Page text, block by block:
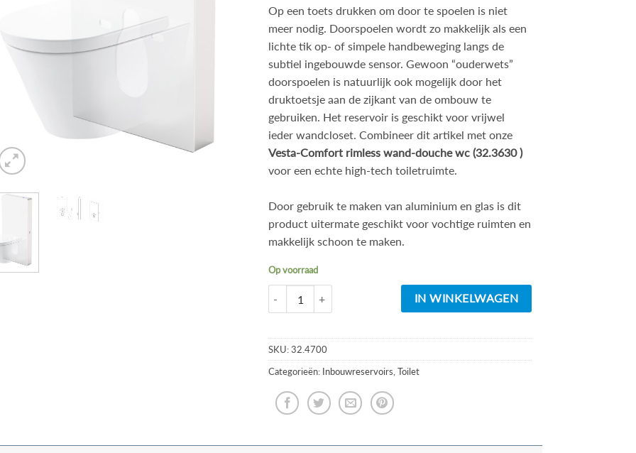
Op een toets drukken om door te spoelen is niet
meer nodig. Doorspoelen wordt zo makkelijk als een
lichte tik op- of simpele handbeweging langs de
subtiel ingebouwde sensor. Gewoon “ouderwets”
doorspoelen is natuurlijk ook mogelijk door het
druktoetsje aan de zijkant van de ombouw te
gebruiken. Het reservoir is geschikt voor vrijwel
ieder wandcloset. Combineer dit artikel met onze
Vesta-Comfort rimless wand-douche wc (32.3630 )
voor een echte high-tech toiletruimte.
Door gebruik te maken van aluminium en glas is dit
product uitermate geschikt voor vochtige ruimten en
makkelijk schoon te maken.
Op voorraad
Sensor voorzetreservoir+ombouw wit aantal
IN WINKELWAGEN
SKU:32.4700
Categorieën: Inbouwreservoirs,Toilet